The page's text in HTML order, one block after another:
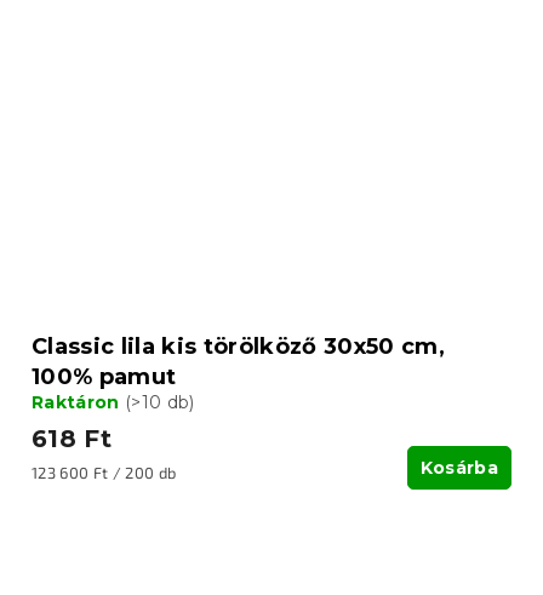
Classic lila kis törölköző 30x50 cm,
100% pamut
Raktáron (>10 db)
618 Ft
Egységár:
123 600 Ft / 200 db Kosárba